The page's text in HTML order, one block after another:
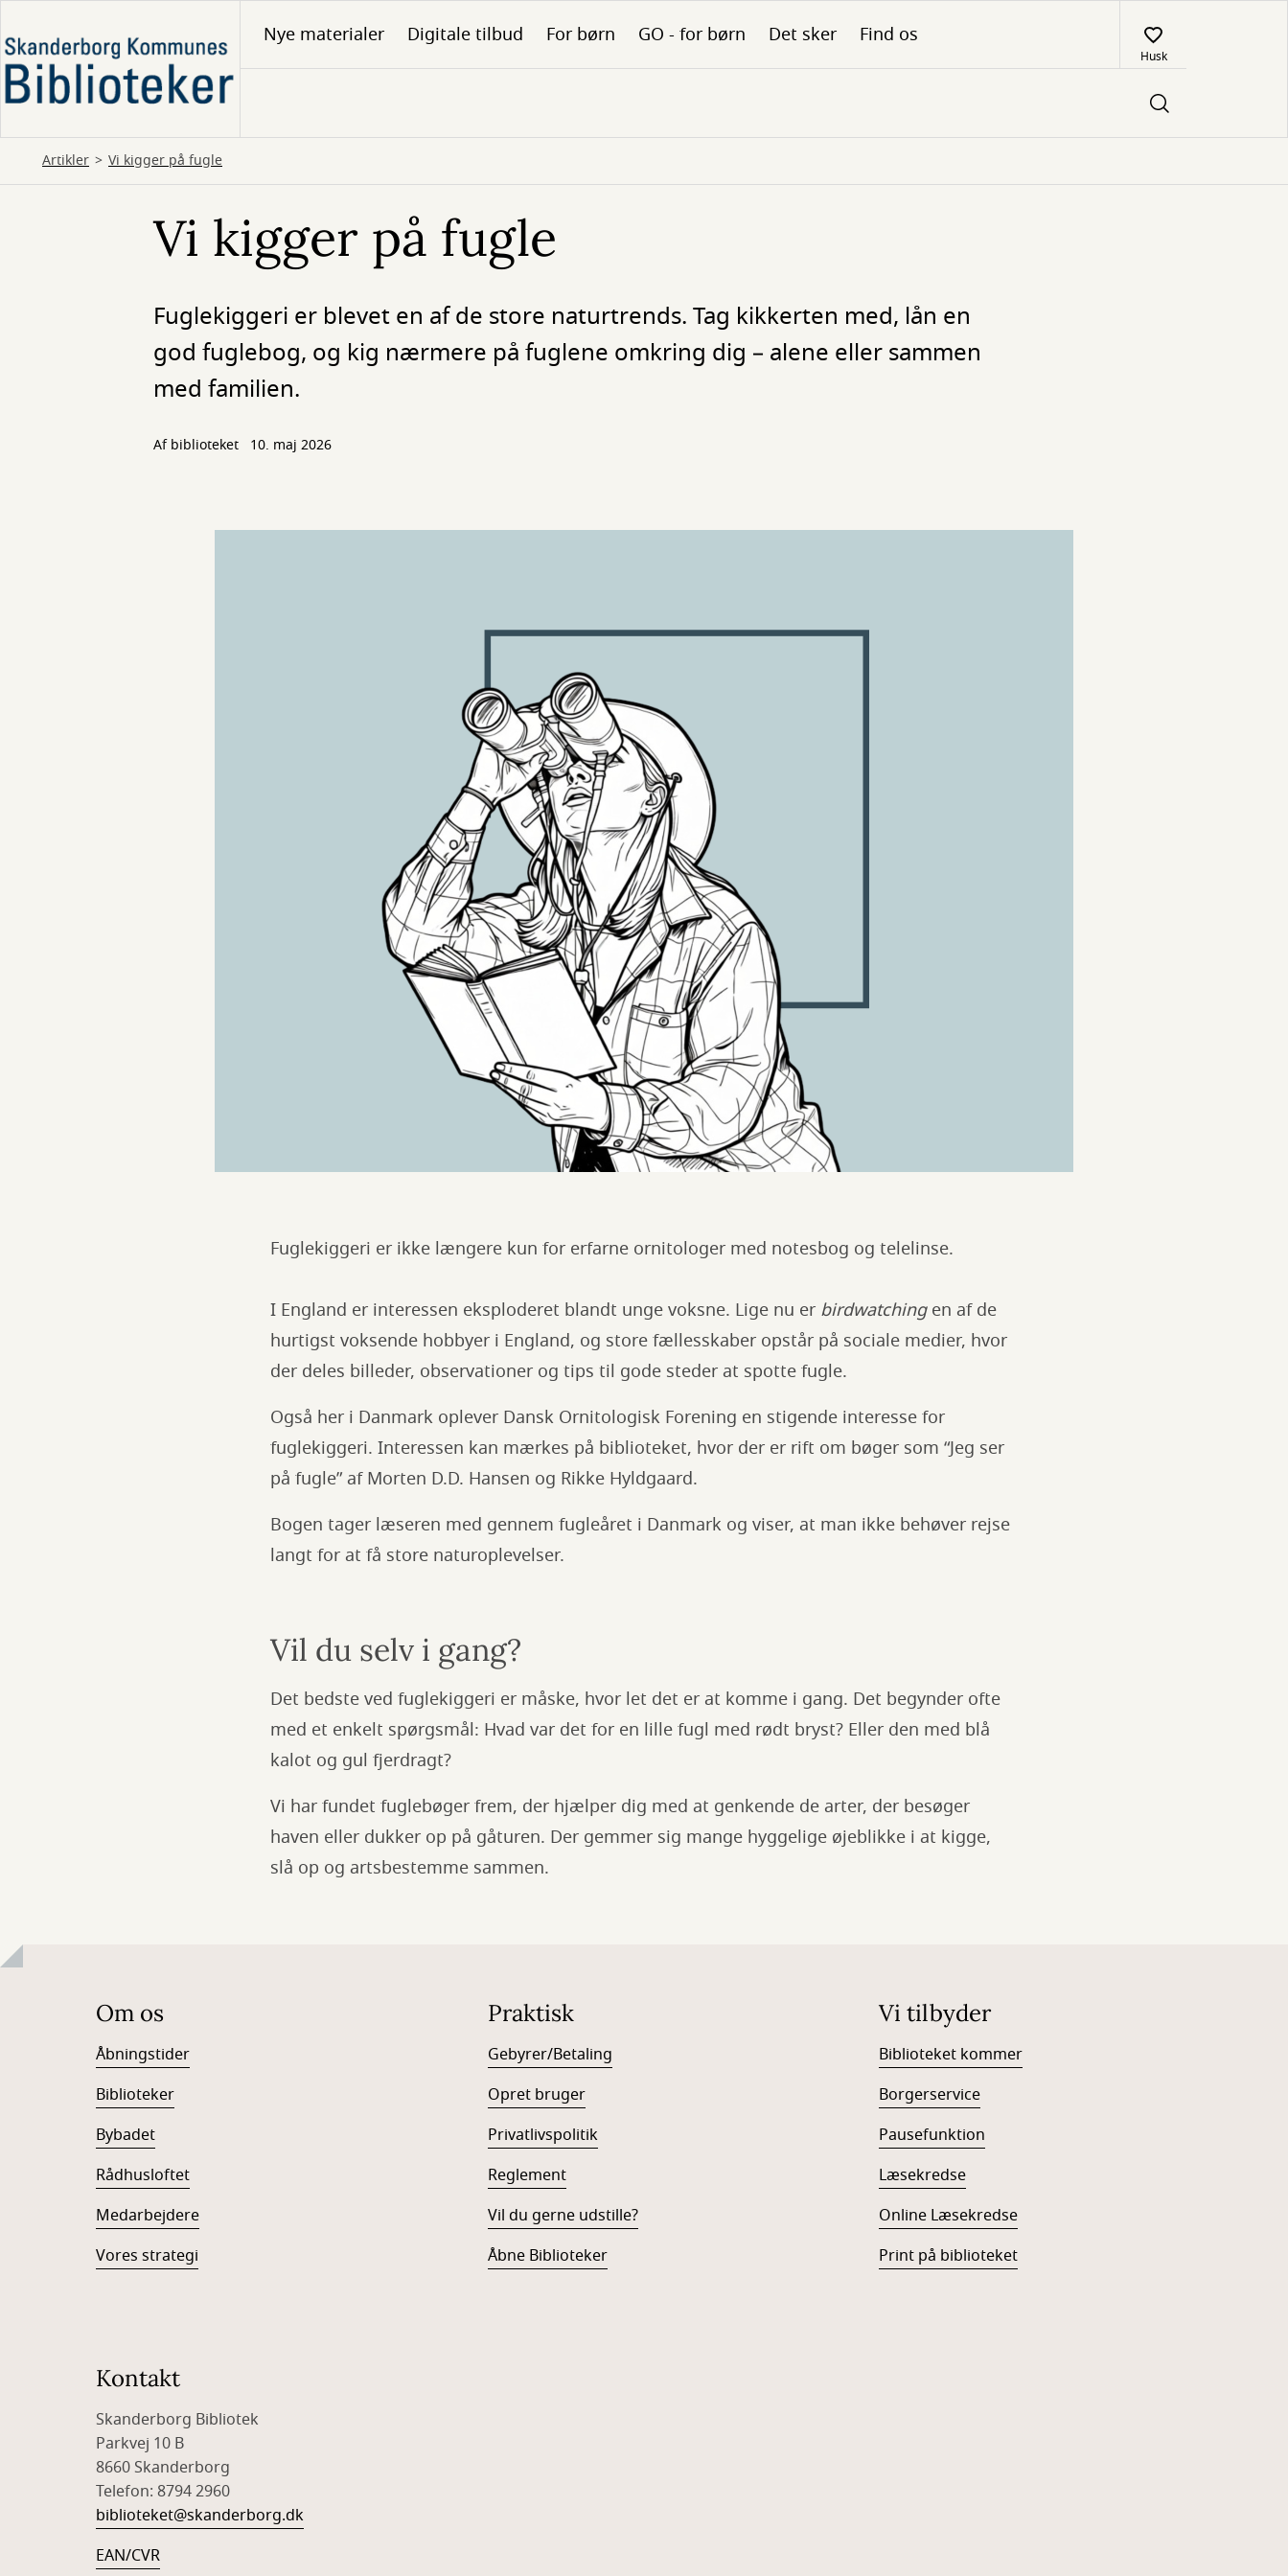
til
hovedindhold
Nye materialer Digitale tilbud For børn GO - for børn Det sker Find os
Husk
Artikler Vi kigger på fugle
Vi kigger på fugle
Fuglekiggeri er blevet en af de store naturtrends. Tag kikkerten med, lån en
god fuglebog, og kig nærmere på fuglene omkring dig – alene eller sammen
med familien.
Af biblioteket 10. maj 2026
Fuglekiggeri er ikke længere kun for erfarne ornitologer med notesbog og telelinse.
I England er interessen eksploderet blandt unge voksne. Lige nu er birdwatchingen af de
hurtigst voksende hobbyer i England, og store fællesskaber opstår på sociale medier, hvor
der deles billeder, observationer og tips til gode steder at spotte fugle.
Også her i Danmark oplever Dansk Ornitologisk Forening en stigende interesse for
fuglekiggeri. Interessen kan mærkes på biblioteket, hvor der er rift om bøger som “Jeg ser
på fugle” af Morten D.D. Hansen og Rikke Hyldgaard.
Bogen tager læseren med gennem fugleåret i Danmark og viser, at man ikke behøver rejse
langt for at få store naturoplevelser.
Vil du selv i gang?
Det bedste ved fuglekiggeri er måske, hvor let det er at komme i gang. Det begynder ofte
med et enkelt spørgsmål: Hvad var det for en lille fugl med rødt bryst? Eller den med blå
kalot og gul fjerdragt?
Vi har fundet fuglebøger frem, der hjælper dig med at genkende de arter, der besøger
haven eller dukker op på gåturen. Der gemmer sig mange hyggelige øjeblikke i at kigge,
slå op og artsbestemme sammen.
Om os
Åbningstider
Biblioteker
Bybadet
Rådhusloftet
Medarbejdere
Vores strategi
Praktisk
Gebyrer/Betaling
Opret bruger
Privatlivspolitik
Reglement
Vil du gerne udstille?
Åbne Biblioteker
Vi tilbyder
Biblioteket kommer
Borgerservice
Pausefunktion
Læsekredse
Online Læsekredse
Print på biblioteket
Kontakt
Skanderborg Bibliotek
Parkvej 10 B
8660 Skanderborg
Telefon: 8794 2960
biblioteket@skanderborg.dk
EAN/CVR